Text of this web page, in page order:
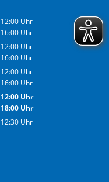
12:00 Uhr
Von 08:00 bis 12:00 Uhr
16:00 Uhr
Von 13:30 bis 16:00 Uhr
12:00 Uhr
Von 08:00 bis 12:00 Uhr
16:00 Uhr
Von 13:30 bis 16:00 Uhr
12:00 Uhr
Von 08:00 bis 12:00 Uhr
16:00 Uhr
Von 13:30 bis 16:00 Uhr
12:00Uhr
Von 08:00 bis 12:00 Uhr
18:00Uhr
Von 13:30 bis 18:00 Uhr
12:30 Uhr